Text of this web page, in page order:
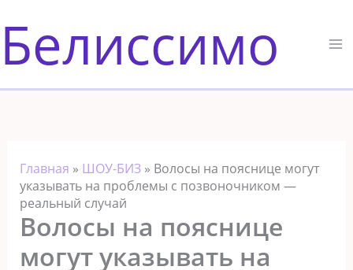
к
содержимому
Белиссимо
Главная » ШОУ-БИЗ» Волосы на пояснице могут
указывать на проблемы с позвоночником —
реальный случай
Волосы на пояснице
могут указывать на